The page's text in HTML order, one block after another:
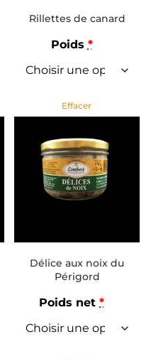
Rillettes de canard
Poids *
Effacer
Délice aux noix du
Périgord
Poids net*